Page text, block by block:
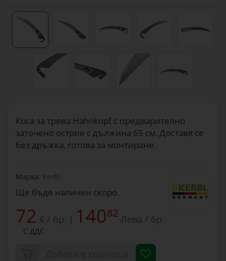
Коса за трева Hahnkopf с предварително
заточено острие с дължина 65 см. Доставя се
без дръжка, готова за монтиране.
Марка: Kerbl
Ще бъде наличен скоро.
72 € / бр. | 14082 Лева / бр.
С ДДС